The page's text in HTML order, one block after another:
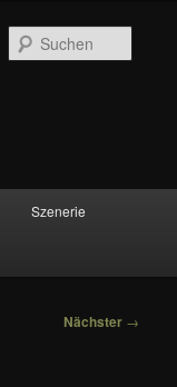
Szenerie
Nächster →